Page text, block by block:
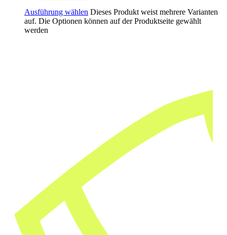
Ausführung wählen Dieses Produkt weist mehrere Varianten
auf. Die Optionen können auf der Produktseite gewählt
werden